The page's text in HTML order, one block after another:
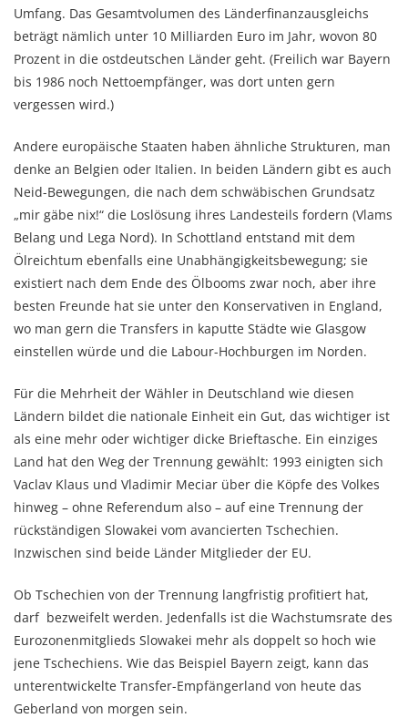
Umfang. Das Gesamtvolumen des Länderfinanzausgleichs
beträgt nämlich unter 10 Milliarden Euro im Jahr, wovon 80
Prozent in die ostdeutschen Länder geht. (Freilich war Bayern
bis 1986 noch Nettoempfänger, was dort unten gern
vergessen wird.)
Andere europäische Staaten haben ähnliche Strukturen, man
denke an Belgien oder Italien. In beiden Ländern gibt es auch
Neid-Bewegungen, die nach dem schwäbischen Grundsatz
„mir gäbe nix!“ die Loslösung ihres Landesteils fordern (Vlams
Belang und Lega Nord). In Schottland entstand mit dem
Ölreichtum ebenfalls eine Unabhängigkeitsbewegung; sie
existiert nach dem Ende des Ölbooms zwar noch, aber ihre
besten Freunde hat sie unter den Konservativen in England,
wo man gern die Transfers in kaputte Städte wie Glasgow
einstellen würde und die Labour-Hochburgen im Norden.
Für die Mehrheit der Wähler in Deutschland wie diesen
Ländern bildet die nationale Einheit ein Gut, das wichtiger ist
als eine mehr oder wichtiger dicke Brieftasche. Ein einziges
Land hat den Weg der Trennung gewählt: 1993 einigten sich
Vaclav Klaus und Vladimir Meciar über die Köpfe des Volkes
hinweg – ohne Referendum also – auf eine Trennung der
rückständigen Slowakei vom avancierten Tschechien.
Inzwischen sind beide Länder Mitglieder der EU.
Ob Tschechien von der Trennung langfristig profitiert hat,
darf bezweifelt werden. Jedenfalls ist die Wachstumsrate des
Eurozonenmitglieds Slowakei mehr als doppelt so hoch wie
jene Tschechiens. Wie das Beispiel Bayern zeigt, kann das
unterentwickelte Transfer-Empfängerland von heute das
Geberland von morgen sein.